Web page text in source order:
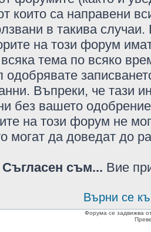
които са направени
в такива
на този форум
тема по всяко
одобрявате
Въпреки, че тази
без вашето
на този форум не
могат да доведат до
Съгласен съм... Вие
Върни се
Форума се задвижва